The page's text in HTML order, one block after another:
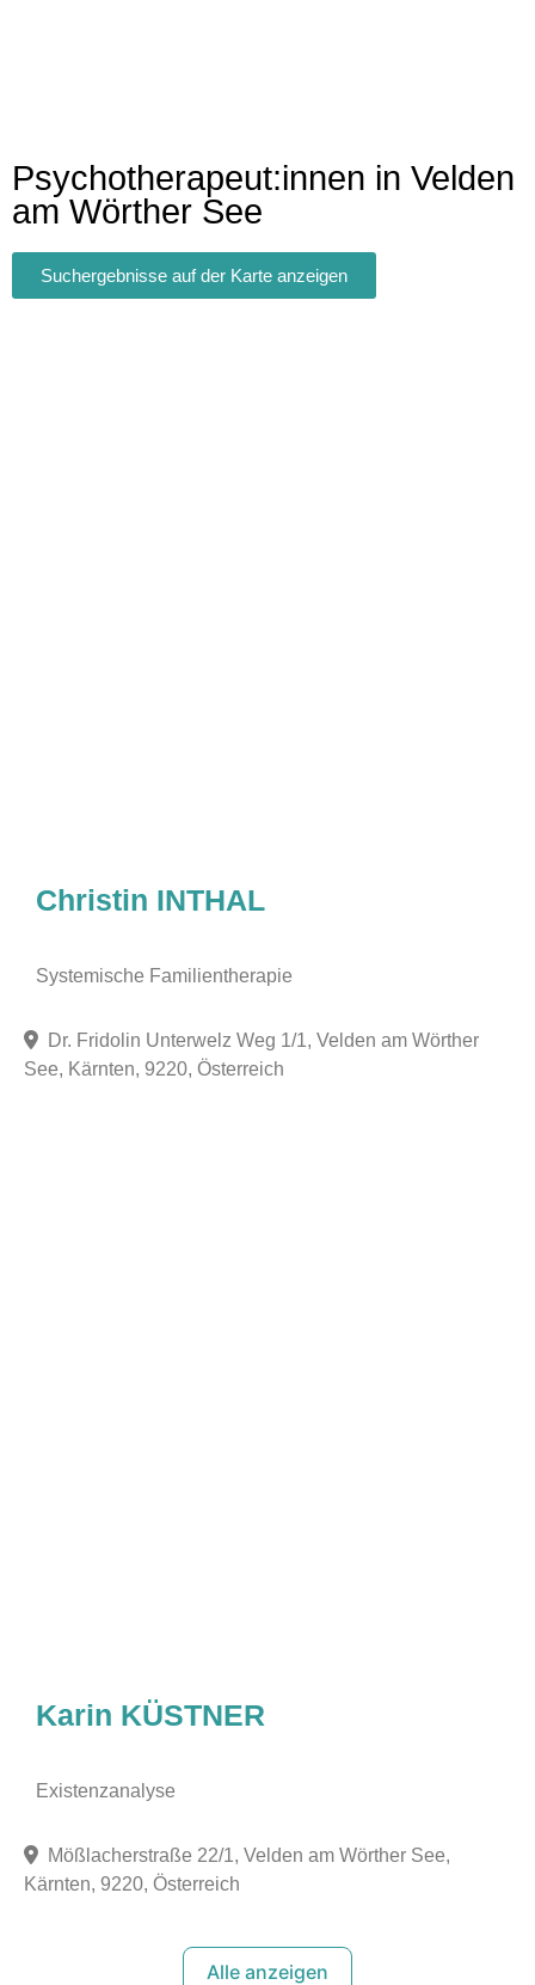
Psychotherapeut:innen in Velden
am Wörther See
Suchergebnisse auf der Karte anzeigen
Christin INTHAL
Systemische Familientherapie
Dr. Fridolin Unterwelz Weg 1/1, Velden am Wörther
See, Kärnten, 9220, Österreich
Karin KÜSTNER
Existenzanalyse
Mößlacherstraße 22/1, Velden am Wörther See,
Kärnten, 9220, Österreich
Alle anzeigen